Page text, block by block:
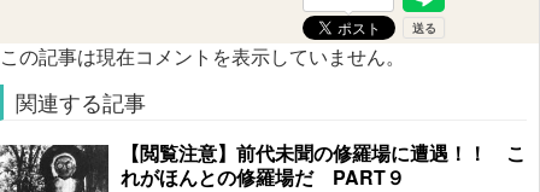
この記事は現在コメントを表示していません。
関連する記事
【閲覧注意】前代未聞の修羅場に遭遇！！ こ
れがほんとの修羅場だ PART９